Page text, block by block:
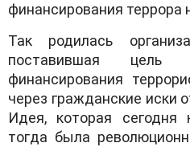
финансирования террора
Так родилась
поставившая цель
финансирования
через гражданские иски
Идея, которая сегодня
тогда была